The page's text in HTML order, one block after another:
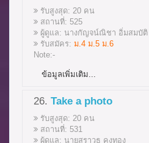
รับสูงสุด: 20 คน
สถานที่: 525
ผู้ดูแล: นางกัญจน์ณิชา อิ่มสมบัติ
รับสมัคร: ม.4 ม.5 ม.6
Note:-
ข้อมูลเพิ่มเติม...
26. Take a photo
รับสูงสุด: 20 คน
สถานที่: 531
ผู้ดูแล: นายสราวุธ คงทอง